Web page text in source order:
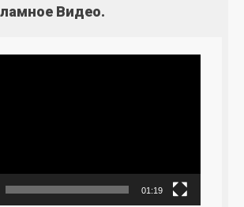
Видео.
01:19